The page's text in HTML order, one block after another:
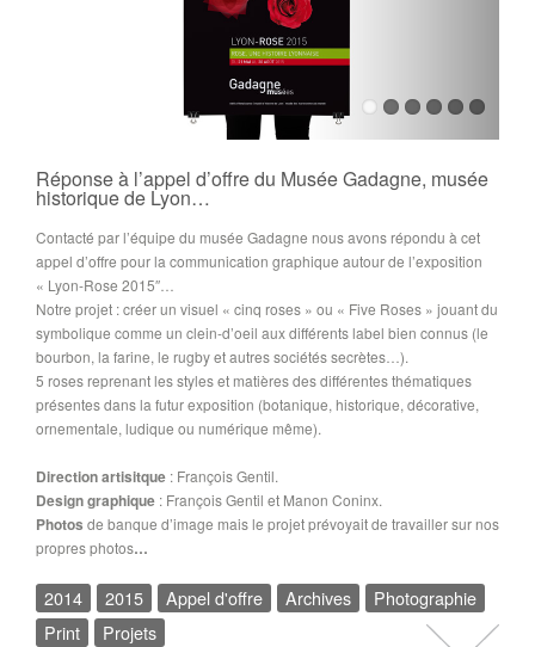
Réponse à l’appel d’offre du Musée Gadagne, musée
historique de Lyon…
Contacté par l’équipe du musée Gadagne nous avons répondu à cet
appel d’offre pour la communication graphique autour de l’exposition
« Lyon-Rose 2015″…
Notre projet : créer un visuel « cinq roses » ou « Five Roses » jouant du
symbolique comme un clein-d’oeil aux différents label bien connus (le
bourbon, la farine, le rugby et autres sociétés secrètes…).
5 roses reprenant les styles et matières des différentes thématiques
présentes dans la futur exposition (botanique, historique, décorative,
ornementale, ludique ou numérique même).
Direction artisitque : François Gentil.
Design graphique : François Gentil et Manon Coninx.
Photos de banque d’image mais le projet prévoyait de travailler sur nos
propres photos…
2014 2015 Appel d'offre Archives
Photographie
Print
Projets